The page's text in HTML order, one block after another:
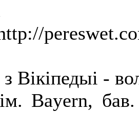
Вікіпедыі -
Bayern, бав.